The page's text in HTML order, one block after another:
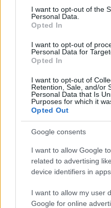
consent section.
I want to opt-out of the
Personal Data.
Opted In
I want to opt-out of
Personal Data for
Opted In
I want to opt-out of
Retention, Sale, and/or
Personal Data that Is
Purposes for which it
Opted Out
Google consents
I want to allow Google
related to advertising
device identifiers in apps.
I want to allow my user
Google for online
AUTORE